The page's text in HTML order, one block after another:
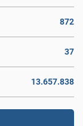
872
37
13.657.838